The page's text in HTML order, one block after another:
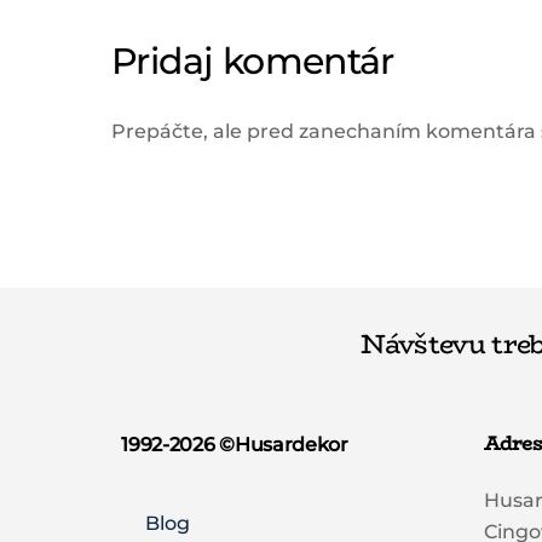
Pridaj komentár
Prepáčte, ale pred zanechaním komentára
Návštevu
1992-2026 ©️Husardekor
Blog